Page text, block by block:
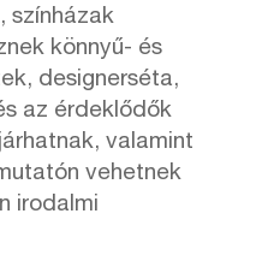
színházak
könnyű- és
designerséta,
az érdeklődők
valamint
vehetnek
irodalmi